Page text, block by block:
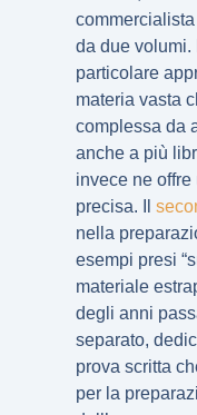
da due volumi.
particolare
materia vasta
complessa da
anche a più
invece ne
precisa. Il
nella
esempi presi
materiale
degli anni
separato,
prova scritta
per la